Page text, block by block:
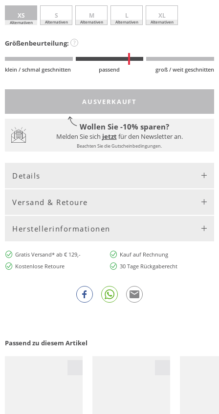
XS
Alternativen
S
Alternativen
M
Alternativen
L
Alternativen
XL
Alternativen
Größenbeurteilung: ?
klein / schmal geschnitten passend groß / weit geschnitten
AUSVERKAUFT
Wollen Sie -10% sparen?
Melden Sie sich jetztfür den Newsletter an.
Beachten Sie die Gutscheinbedingungen.
Details
Versand & Retoure
Herstellerinformationen
Gratis Versand* ab € 129,-
Kauf auf Rechnung
Kostenlose Retoure
30 Tage Rückgaberecht
Passend zu diesem Artikel